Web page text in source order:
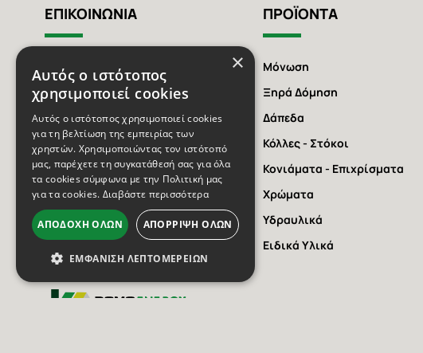
ΕΠΙΚΟΙΝΩΝΙΑ
Θήβα 322 00, Ελλάδα
6932909013
6977353151
info@domo-energy.gr
ΠΡΟΪΟΝΤΑ
Μόνωση
Ξηρά Δόμηση
Δάπεδα
Κόλλες - Στόκοι
Κονιάματα - Επιχρίσματα
Χρώματα
Υδραυλικά
Ειδικά Υλικά
DOMO ENERGY Logo
×
Αυτός ο ιστότοπος
χρησιμοποιεί cookies
Αυτός ο ιστότοπος χρησιμοποιεί cookies
για τη βελτίωση της εμπειρίας των
χρηστών. Χρησιμοποιώντας τον ιστότοπό
μας, παρέχετε τη συγκατάθεσή σας για όλα
τα cookies σύμφωνα με την Πολιτική μας
για τα cookies. Διαβάστε περισσότερα
ΑΠΟΔΟΧΉ ΌΛΩΝ ΑΠΌΡΡΙΨΗ ΌΛΩΝ
ΕΜΦΆΝΙΣΗ ΛΕΠΤΟΜΕΡΕΙΏΝ